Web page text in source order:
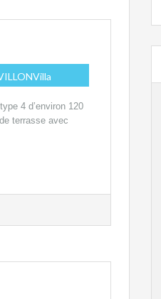
4 d’environ 120
terrasse avec